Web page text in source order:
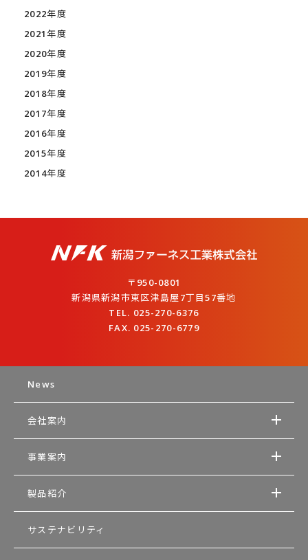
2022年度
2021年度
2020年度
2019年度
2018年度
2017年度
2016年度
2015年度
2014年度
〒950-0801
新潟県新潟市東区津島屋7丁目57番地
TEL. 025-270-6376
FAX. 025-270-6779
News
会社案内
事業案内
製品紹介
サステナビリティ